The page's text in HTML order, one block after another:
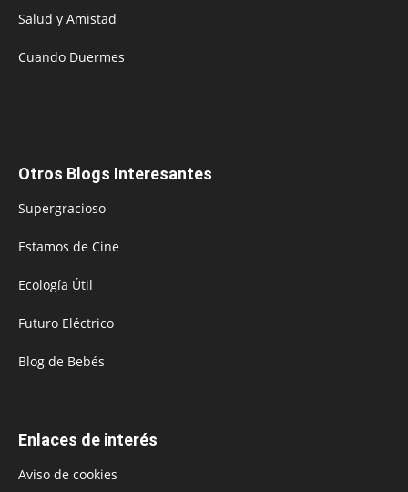
Salud y Amistad
Cuando Duermes
Otros Blogs Interesantes
Supergracioso
Estamos de Cine
Ecología Útil
Futuro Eléctrico
Blog de Bebés
Enlaces de interés
Aviso de cookies